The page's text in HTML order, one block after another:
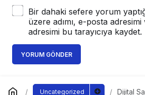
Bir dahaki sefere yorum
üzere adımı, e-posta
adresimi bu tarayıcıya kaydet.
YORUM GÖNDER
Uncategorized Dijital